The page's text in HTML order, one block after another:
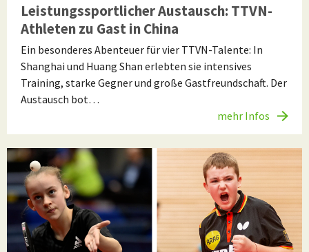
Leistungssportlicher Austausch: TTVN-
Athleten zu Gast in China
Ein besonderes Abenteuer für vier TTVN-Talente: In
Shanghai und Huang Shan erlebten sie intensives
Training, starke Gegner und große Gastfreundschaft. Der
Austausch bot…
mehr Infos